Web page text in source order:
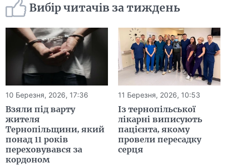
Вибір читачів за тиждень
10 Березня, 2026, 17:36
Взяли під варту
жителя
Тернопільщини, який
понад 11 років
переховувався за
кордоном
11 Березня, 2026, 10:53
Із тернопільської
лікарні виписують
пацієнта, якому
провели пересадку
серця